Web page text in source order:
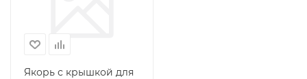
Якорь с крышкой для